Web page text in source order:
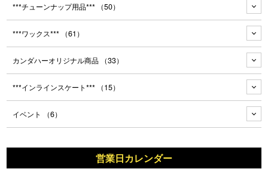
***チューンナップ用品*** （50）
***ワックス*** （61）
カンダハーオリジナル商品 （33）
***インラインスケート*** （15）
イベント （6）
営業日カレンダー